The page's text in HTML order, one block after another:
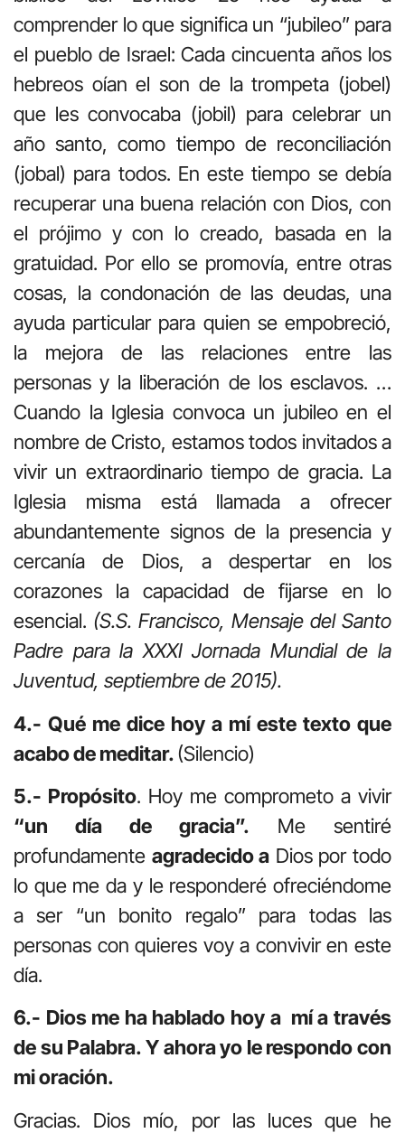
comprender lo que significa un “jubileo” para
el pueblo de Israel: Cada cincuenta años los
hebreos oían el son de la trompeta (jobel)
que les convocaba (jobil) para celebrar un
año santo, como tiempo de reconciliación
(jobal) para todos. En este tiempo se debía
recuperar una buena relación con Dios, con
el prójimo y con lo creado, basada en la
gratuidad. Por ello se promovía, entre otras
cosas, la condonación de las deudas, una
ayuda particular para quien se empobreció,
la mejora de las relaciones entre las
personas y la liberación de los esclavos. …
Cuando la Iglesia convoca un jubileo en el
nombre de Cristo, estamos todos invitados a
vivir un extraordinario tiempo de gracia. La
Iglesia misma está llamada a ofrecer
abundantemente signos de la presencia y
cercanía de Dios, a despertar en los
corazones la capacidad de fijarse en lo
esencial. (S.S. Francisco, Mensaje del Santo
Padre para la XXXI Jornada Mundial de la
Juventud, septiembre de 2015).
4.- Qué me dice hoy a mí este texto que
acabo de meditar.(Silencio)
5.- Propósito. Hoy me comprometo a vivir
“un día de gracia”. Me sentiré
profundamente agradecido a Dios por todo
lo que me da y le responderé ofreciéndome
a ser “un bonito regalo” para todas las
personas con quieres voy a convivir en este
día.
6.- Dios me ha hablado hoy a mí a través
de su Palabra. Y ahora yo le respondo con
mi oración.
Gracias. Dios mío, por las luces que he